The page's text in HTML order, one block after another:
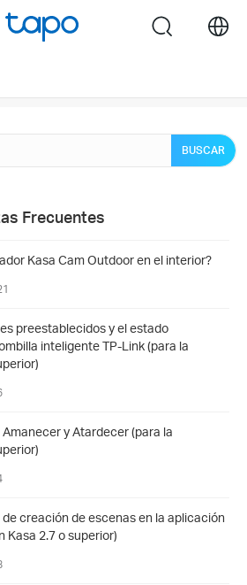
search
BUSCAR
Frecuentes
Kasa Cam Outdoor en el interior?
preestablecidos y el estado
inteligente TP-Link (para la
y Atardecer (para la
creación de escenas en la aplicación
Kasa 2.7 o superior)